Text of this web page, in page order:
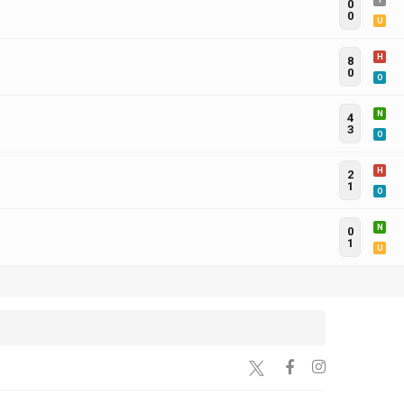
0
0
U
8
0
H
O
4
3
N
O
2
1
H
O
0
1
N
U